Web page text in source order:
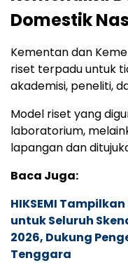
Domestik
Kementan dan
riset terpadu untuk
akademisi, peneliti,
Model riset yang
laboratorium,
lapangan dan
Baca Juga:
HIKSEMI
untuk Seluruh
2026, Dukung
Tenggara